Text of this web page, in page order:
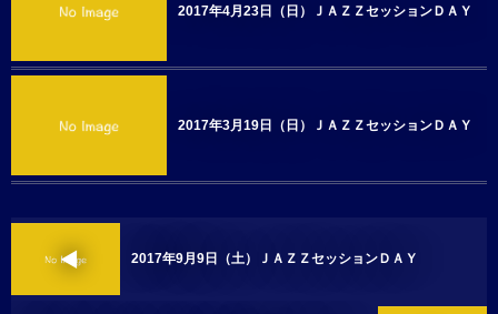
2017年4月23日（日）ＪＡＺＺセッションＤＡＹ
2017年3月19日（日）ＪＡＺＺセッションＤＡＹ
2017年9月9日（土）ＪＡＺＺセッションＤＡＹ